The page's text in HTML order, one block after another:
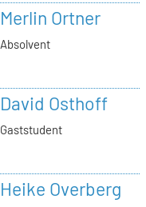
Merlin Ortner
Absolvent
David Osthoff
Gaststudent
Heike Overberg